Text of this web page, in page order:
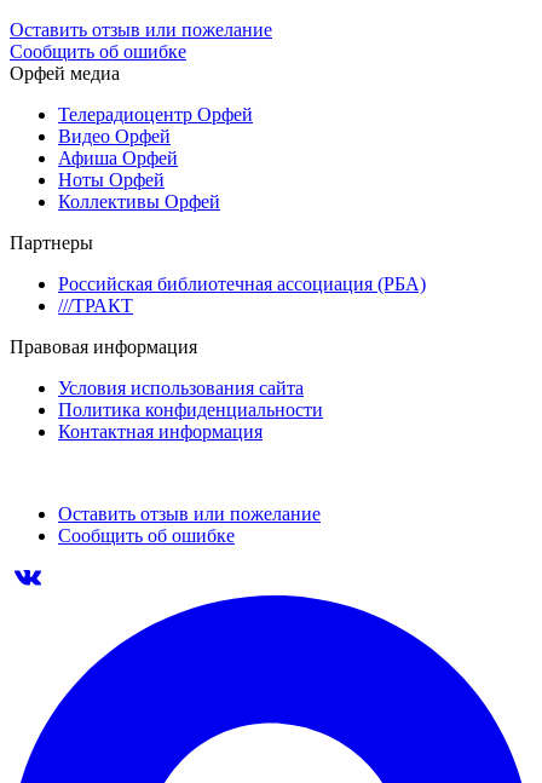
Оставить отзыв или пожелание
Сообщить об ошибке
Орфей медиа
Телерадиоцентр Орфей
Видео Орфей
Афиша Орфей
Ноты Орфей
Коллективы Орфей
Партнеры
Российская библиотечная ассоциация (РБА)
///ТРАКТ
Правовая информация
Условия использования сайта
Политика конфиденциальности
Контактная информация
Оставить отзыв или пожелание
Сообщить об ошибке